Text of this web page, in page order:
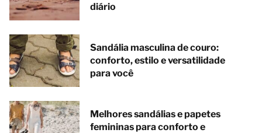
diário
Sandália masculina de couro:
conforto, estilo e versatilidade
para você
Melhores sandálias e papetes
femininas para conforto e